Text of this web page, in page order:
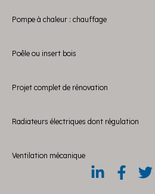
Pompe à chaleur : chauffage
Poêle ou insert bois
Projet complet de rénovation
Radiateurs électriques dont régulation
Ventilation mécanique